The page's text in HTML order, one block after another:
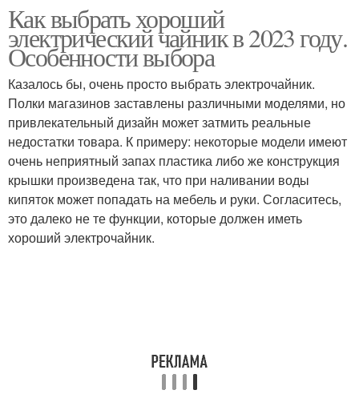
Как выбрать хороший
электрический чайник в 2023 году.
Особенности выбора
Казалось бы, очень просто выбрать электрочайник.
Полки магазинов заставлены различными моделями, но
привлекательный дизайн может затмить реальные
недостатки товара. К примеру: некоторые модели имеют
очень неприятный запах пластика либо же конструкция
крышки произведена так, что при наливании воды
кипяток может попадать на мебель и руки. Согласитесь,
это далеко не те функции, которые должен иметь
хороший электрочайник.